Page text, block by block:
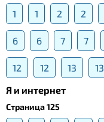
1 1 2 2
6 6 7 7
12 12 13 13
Я и интернет
Страница 125